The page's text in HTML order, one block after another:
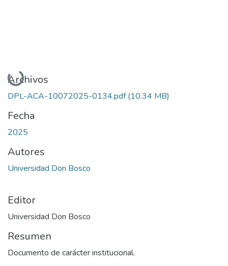
Cargando...
Archivos
DPL-ACA-10072025-0134.pdf(10.34 MB)
Fecha
2025
Autores
Universidad Don Bosco
Editor
Universidad Don Bosco
Resumen
Documento de carácter institucional.